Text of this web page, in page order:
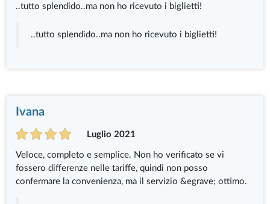
..tutto splendido..ma non ho ricevuto i biglietti!
..tutto splendido..ma non ho ricevuto i biglietti!
Ivana
Luglio 2021
Veloce, completo e semplice. Non ho verificato se vi
fossero differenze nelle tariffe, quindi non posso
confermare la convenienza, ma il servizio &egrave; ottimo.